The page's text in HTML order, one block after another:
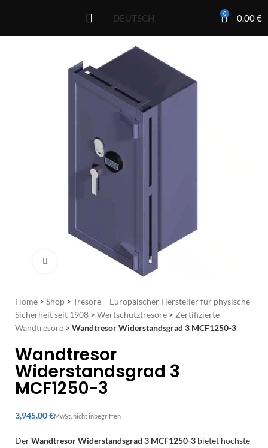
DEUTSCH 0 0.00€
Click to enlarge
Home > Shop > Tresore – Europäischer Hersteller für physische
Sicherheit seit 1908 > Wertschutztresore > Zertifizierte
Wandtresore > Wandtresor Widerstandsgrad 3 MCF1250-3
Wandtresor
Widerstandsgrad 3
MCF1250-3
€
DerWandtresor Widerstandsgrad 3 MCF1250-3 bietet höchste